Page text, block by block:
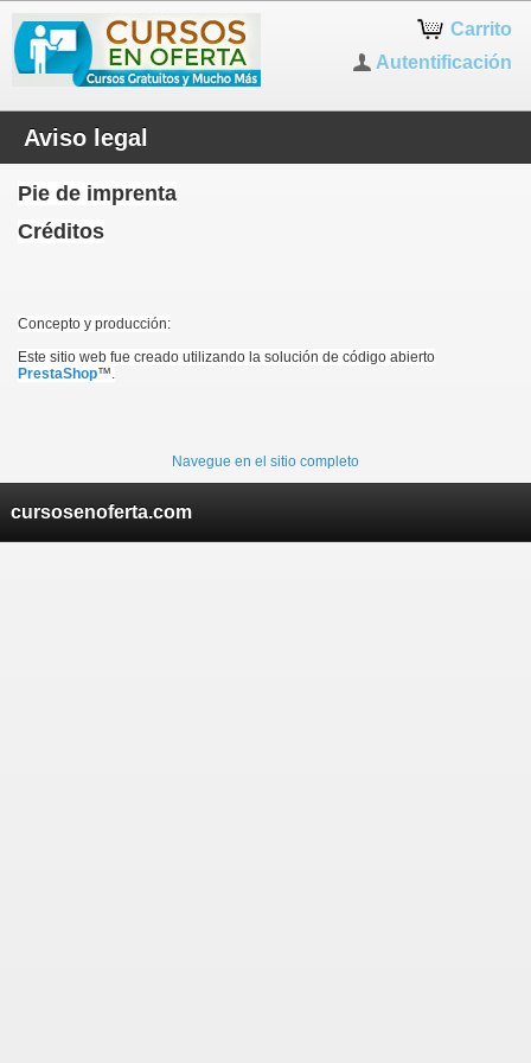
Carrito
Autentificación
Aviso legal
Pie de imprenta
Créditos
Concepto y producción:
Este sitio web fue creado utilizando la solución de código abierto
PrestaShop™.
Navegue en el sitio completo
cursosenoferta.com